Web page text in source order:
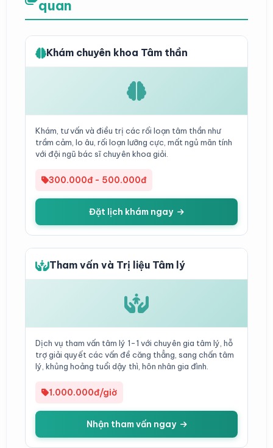
quan
Khám chuyên khoa Tâm thần
Khám, tư vấn và điều trị các rối loạn tâm thần như
trầm cảm, lo âu, rối loạn lưỡng cực, mất ngủ mãn tính
với đội ngũ bác sĩ chuyên khoa giỏi.
300.000đ - 500.000đ
Đặt lịch khám ngay
Tham vấn và Trị liệu Tâm lý
Dịch vụ tham vấn tâm lý 1-1 với chuyên gia tâm lý, hỗ
trợ giải quyết các vấn đề căng thẳng, sang chấn tâm
lý, khủng hoảng tuổi dậy thì, hôn nhân gia đình.
1.000.000đ/giờ
Nhận tham vấn ngay